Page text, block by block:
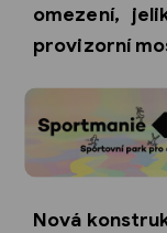
omezení,
provizorní
Nová